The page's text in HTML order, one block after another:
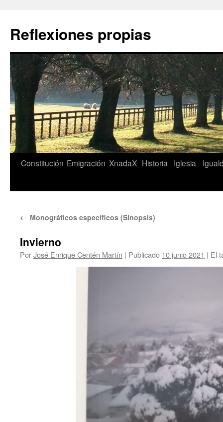
contenido
Reflexiones propias
Constitución Emigración XnadaX Historia Iglesia
← Monográficos específicos (Sinopsis)
Invierno
PorJosé Enrique Centén Martín | Publicado 10 junio 2021 | El